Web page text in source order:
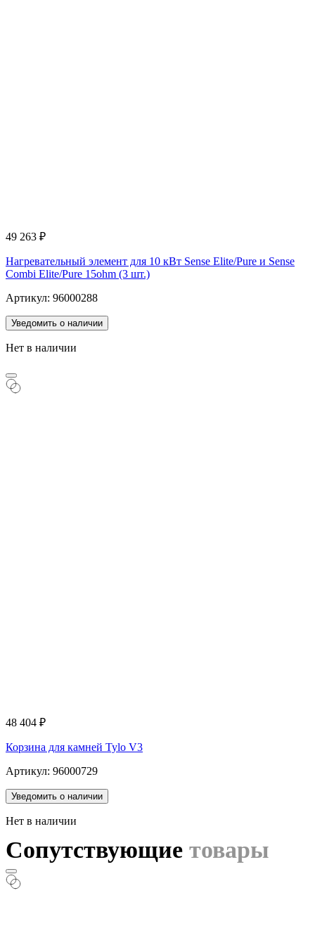
49 263 ₽
Нагревательный элемент для 10 кВт Sense Elite/Pure и Sense
Combi Elite/Pure 15ohm (3 шт.)
Артикул: 96000288
Уведомить о наличии
Нет в наличии
48 404 ₽
Корзина для камней Tylo V3
Артикул: 96000729
Уведомить о наличии
Нет в наличии
Сопутствующие товары